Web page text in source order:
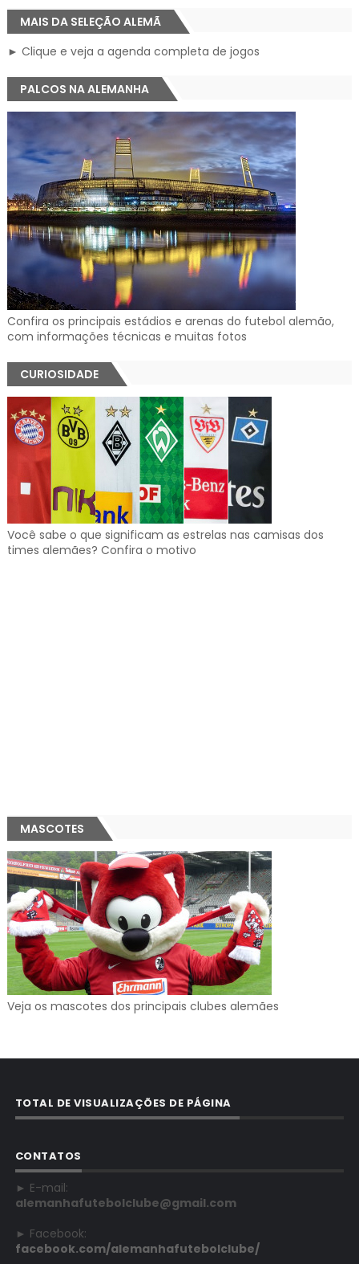
MAIS DA SELEÇÃO ALEMÃ
► Clique e veja a agenda completa de jogos
PALCOS NA ALEMANHA
Confira os principais estádios e arenas do futebol alemão,
com informações técnicas e muitas fotos
CURIOSIDADE
Você sabe o que significam as estrelas nas camisas dos
times alemães? Confira o motivo
MASCOTES
Veja os mascotes dos principais clubes alemães
TOTAL DE VISUALIZAÇÕES DE PÁGINA
CONTATOS
► E-mail:
alemanhafutebolclube@gmail.com
► Facebook:
facebook.com/alemanhafutebolclube/